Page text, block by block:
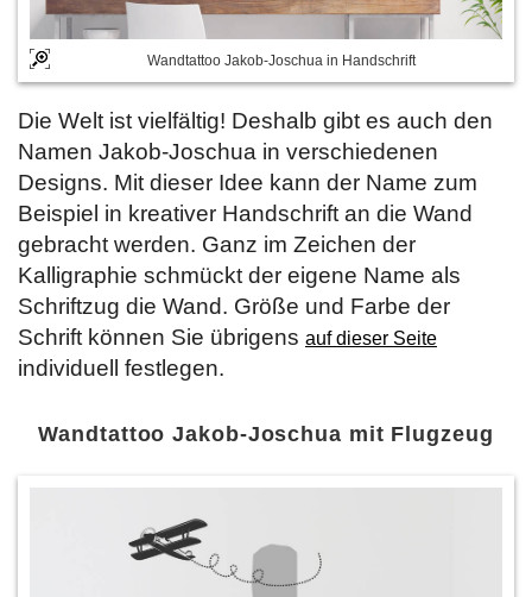
Wandtattoo Jakob-Joschua in Handschrift
Die Welt ist vielfältig! Deshalb gibt es auch den
Namen Jakob-Joschua in verschiedenen
Designs. Mit dieser Idee kann der Name zum
Beispiel in kreativer Handschrift an die Wand
gebracht werden. Ganz im Zeichen der
Kalligraphie schmückt der eigene Name als
Schriftzug die Wand. Größe und Farbe der
Schrift können Sie übrigens auf dieser Seite
individuell festlegen.
Wandtattoo Jakob-Joschua mit Flugzeug